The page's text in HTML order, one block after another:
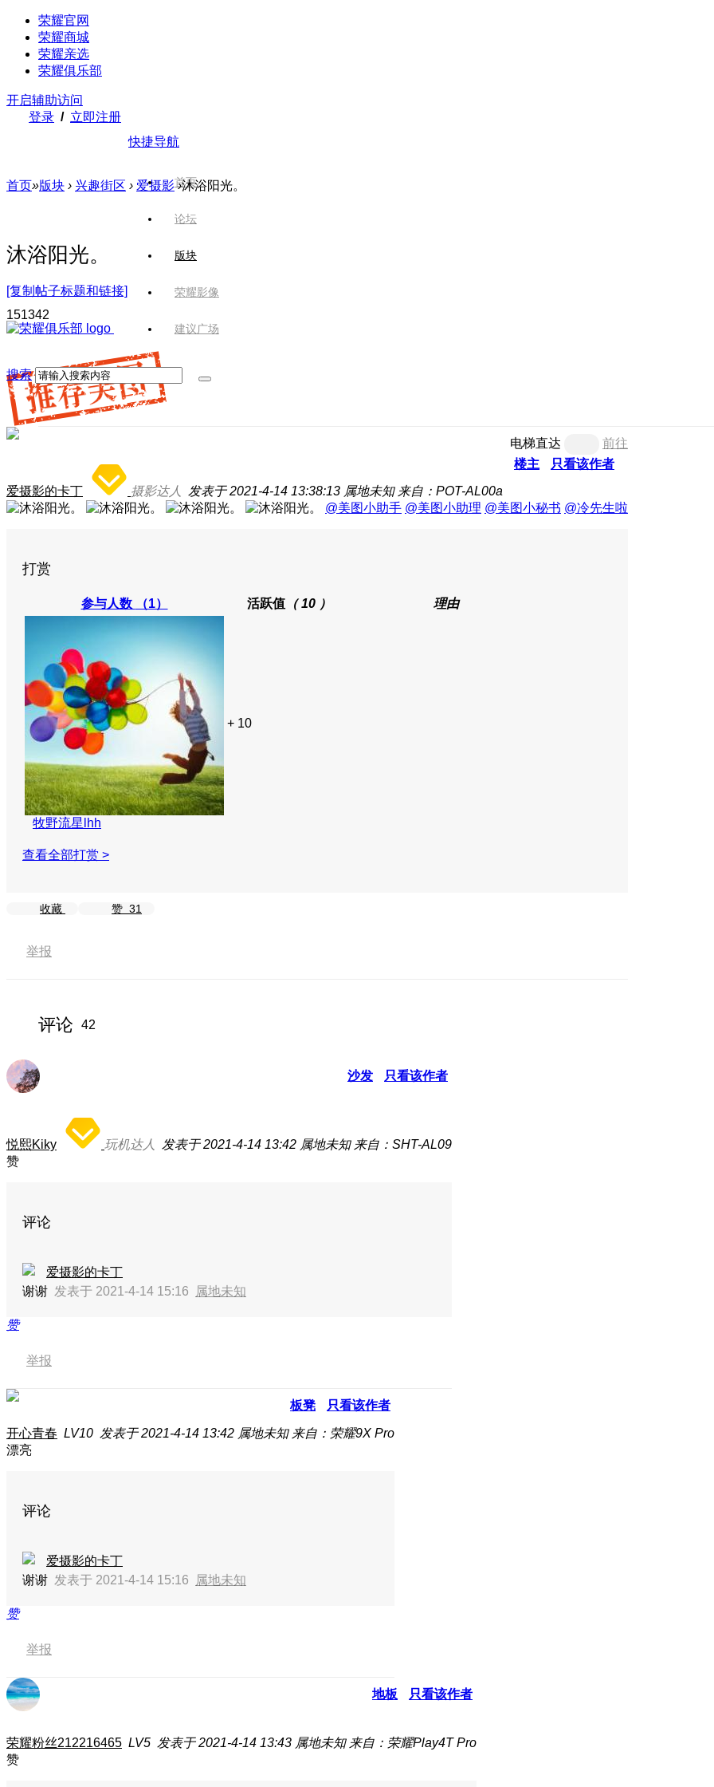
荣耀官网
荣耀商城
荣耀亲选
荣耀俱乐部
开启辅助访问
登录 / 立即注册
快捷导航
首页
论坛
版块
荣耀影像
建议广场
搜索
首页»版块 › 兴趣街区 › 爱摄影 ›沐浴阳光。
沐浴阳光。
[复制帖子标题和链接]
151342
电梯直达
前往
楼主
只看该作者
爱摄影的卡丁
摄影达人 发表于 2021-4-14 13:38:13 属地未知 来自：POT-AL00a
@美图小助手 @美图小助理 @美图小秘书 @冷先生啦
打赏
参与人数 （1） 活跃值（ 10 ） 理由
牧野流星lhh
+ 10
查看全部打赏 >
收藏 赞 31
举报
评论 42
沙发 只看该作者
悦熙Kiky 玩机达人 发表于 2021-4-14 13:42 属地未知 来自：SHT-AL09
赞
评论
爱摄影的卡丁
谢谢 发表于 2021-4-14 15:16 属地未知
赞
举报
板凳 只看该作者
开心青春 LV10 发表于 2021-4-14 13:42 属地未知 来自：荣耀9X Pro
漂亮
评论
爱摄影的卡丁
谢谢 发表于 2021-4-14 15:16 属地未知
赞
举报
地板 只看该作者
荣耀粉丝212216465 LV5 发表于 2021-4-14 13:43 属地未知 来自：荣耀Play4T Pro
赞